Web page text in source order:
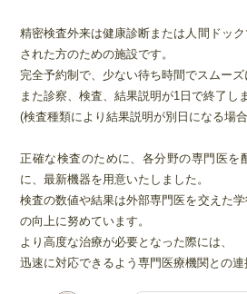
精密検査外来は健康診断または人間ドッ
された方のための施設です。
完全予約制で、少ない待ち時間でスムーズ
また診察、検査、結果説明が1日で終了し
(検査種類により結果説明が別日になる場
正確な検査のために、各分野の専門医を
に、最新機器を用意いたしました。
検査の数値や結果は外部専門医を交えた
の向上に努めています。
より高度な治療が必要となった際には、
迅速に対応できるよう専門医療機関との連